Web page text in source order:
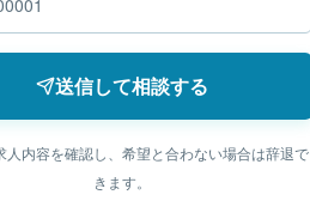
送信して相談する
人内容を確認し、希望と合わない場合は辞退で
きます。